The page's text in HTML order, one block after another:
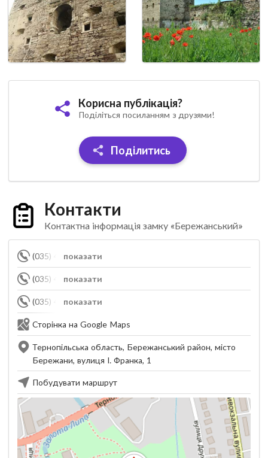
Корисна публікація?
Поділіться посиланням з друзями!
Поділитись
Контакти
Контактна інформація замку «Бережанський»
показати
(035) 482-45-51
показати
(035) 482-45-52
показати
(035) 485-12-22
Сторінка на Google Maps
Тернопільська область, Бережанський район, місто
Бережани, вулиця І. Франка, 1
Побудувати маршрут